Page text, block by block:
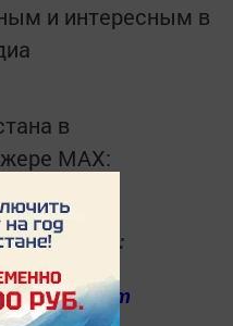
и интересным в
в
MАХ:
соцсетях:
Telegram